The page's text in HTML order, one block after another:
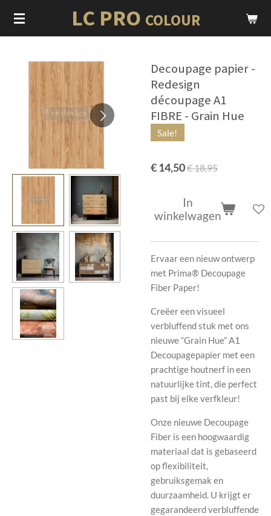
Ga
direct
hoofdinhoud
LC PRO COLOUR
Decoupage papier -
Redesign
découpage A1
FIBRE - Grain Hue
Sale!
€ 14,50€ 18,95
In
winkelwagen
Ervaar een nieuw ontwerp
met Prima® Decoupage
Fiber Paper!
Creëer een visueel
verbluffend stuk met ons
nieuwe “Grain Hue” A1
Decoupagepapier met een
prachtige houtnerf in een
natuurlijke tint, die perfect
past bij elke verfkleur!
Onze nieuwe Decoupage
Fiber is een hoogwaardig
materiaal dat is gebaseerd
op flexibiliteit,
gebruiksgemak en
duurzaamheid. U krijgt er
gegarandeerd verbluffende